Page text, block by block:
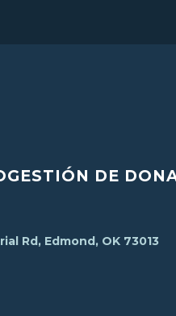
GESTIÓN DE
Rd, Edmond, OK 73013